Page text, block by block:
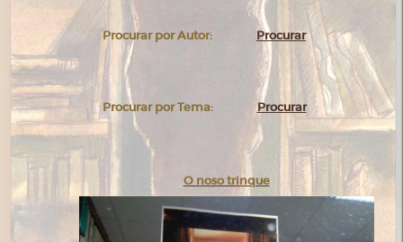
Procurar por Autor: Procurar
Procurar por Tema: Procurar
O noso trinque